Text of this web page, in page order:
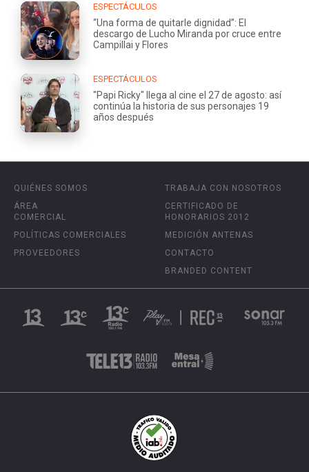
ESPECTÁCULOS
“Una forma de quitarle dignidad”: El
descargo de Lucho Miranda por cruce entre
Campillai y Flores
ESPECTÁCULOS
"Papi Ricky" llega al cine el 27 de agosto: así
continúa la historia de sus personajes 19
años después
QUIÉNES SOMOS
ÁREA
COMERCIAL
POLÍTICAS COMERCIALES
PROVEEDORES
TRABAJA CON NOSOTROS
CERTIFICADO DE
HONORARIOS 2012
MEDICIÓN ANTENAS
CONTACTO
BRANDED CONTENT